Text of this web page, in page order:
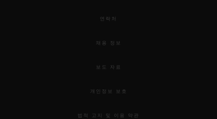
연락처
채용 정보
보도 자료
개인정보 보호
법적 고지 및 이용 약관